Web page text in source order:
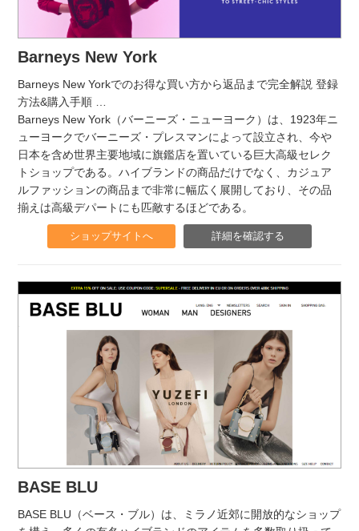
Barneys New York
Barneys New Yorkでのお得な買い方から返品まで完全解説 登録
方法&購入手順
Barneys New York（バーニーズ・ニューヨーク）は、1923年ニ
ューヨークでバーニーズ・プレスマンによって設立され、今や
日本を含め世界主要地域に旗鑑店を置いている巨大高級セレク
トショップである。ハイブランドの商品だけでなく、カジュア
ルファッションの商品まで非常に幅広く展開しており、その品
揃えは高級デパートにも匹敵するほどである。
ショップサイトへ 詳細を確認する
BASE BLU
BASE BLU（ベース・ブル）は、ミラノ近郊に開放的なショップ